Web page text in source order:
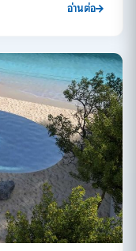
อ่านต่อ